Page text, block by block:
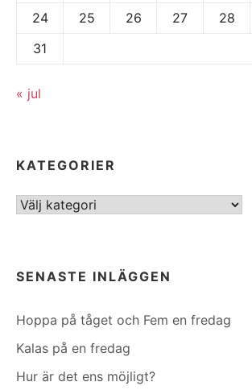
24
25 26 27 28
31
« jul
KATEGORIER
Kategorier
SENASTE INLÄGGEN
Hoppa på tåget och Fem en fredag
Kalas på en fredag
Hur är det ens möjligt?